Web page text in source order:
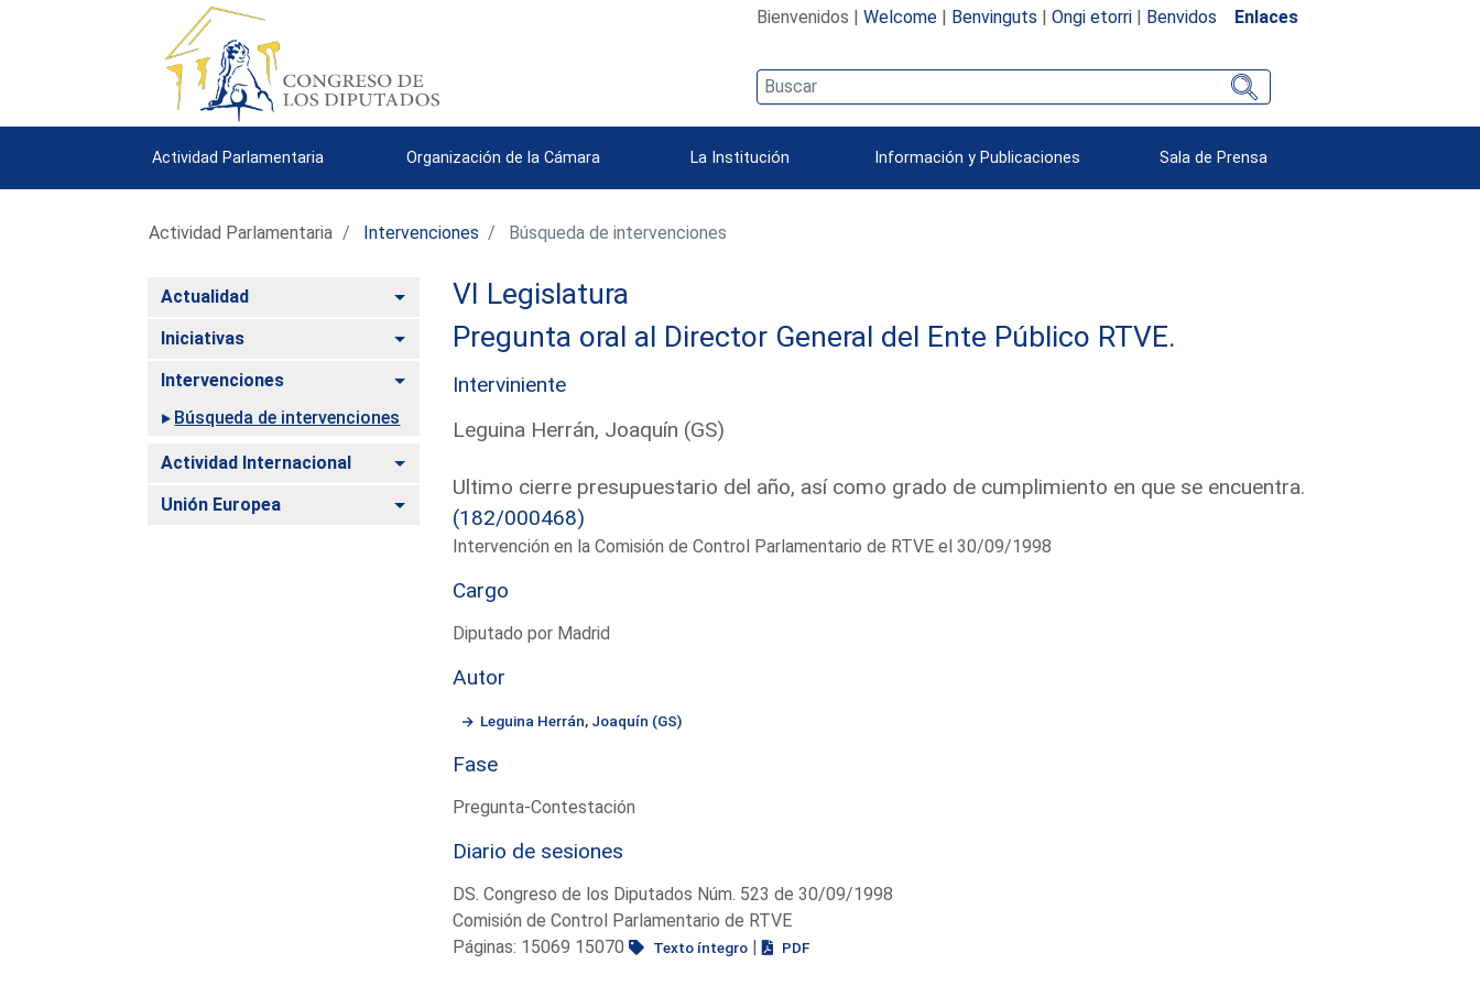
Bienvenidos | Welcome| Benvinguts | Ongi etorri| Benvidos Enlaces
Actividad Parlamentaria Organización de la Cámara La Institución Información y Publicaciones Sala de Prensa
Actividad Parlamentaria Intervenciones Búsqueda de intervenciones
Actualidad Alternar
Iniciativas Alternar
Intervenciones
Alternar
Búsqueda de intervenciones
Actividad Internacional Alternar
Unión Europea Alternar
VI Legislatura
Pregunta oral al Director General del Ente Público RTVE.
Interviniente
Leguina Herrán, Joaquín (GS)
Ultimo cierre presupuestario del año, así como grado de cumplimiento en que se encuentra.
(182/000468)
Intervención en la Comisión de Control Parlamentario de RTVE el 30/09/1998
Cargo
Diputado por Madrid
Autor
Leguina Herrán, Joaquín (GS)
Fase
Pregunta-Contestación
Diario de sesiones
DS. Congreso de los Diputados Núm. 523 de 30/09/1998
Comisión de Control Parlamentario de RTVE
Páginas: 15069 15070
Texto íntegro| PDF